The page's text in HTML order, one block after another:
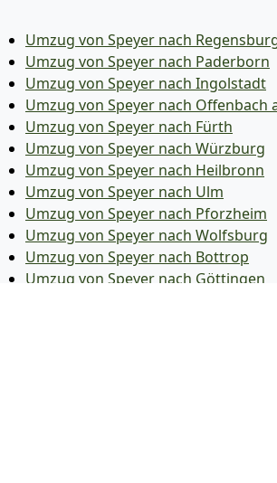
Umzug von Speyer nach
Umzug von Speyer nach Paderborn
Umzug von Speyer nach Ingolstadt
Umzug von Speyer nach Offenbach
Umzug von Speyer nach Fürth
Umzug von Speyer nach Würzburg
Umzug von Speyer nach Heilbronn
Umzug von Speyer nach Ulm
Umzug von Speyer nach Pforzheim
Umzug von Speyer nach Wolfsburg
Umzug von Speyer nach Bottrop
Umzug von Speyer nach Göttingen